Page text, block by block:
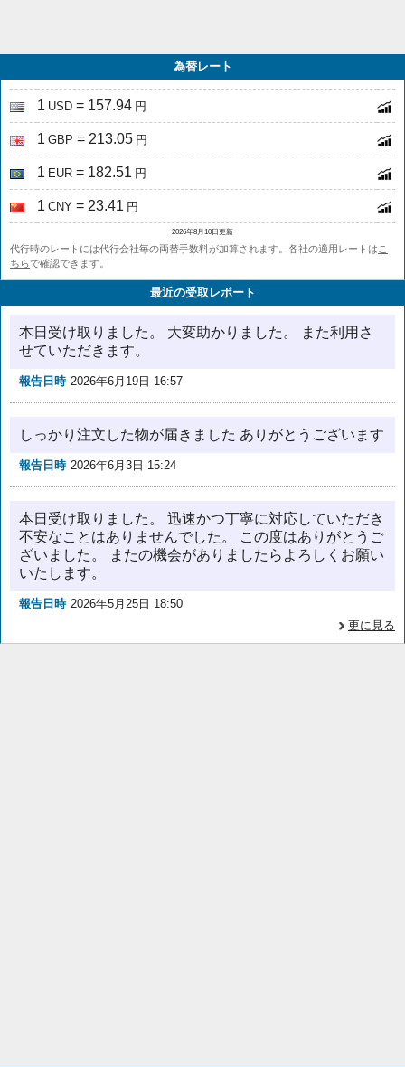
為替レート
1 USD = 157.94 円
1 GBP = 213.05 円
1 EUR = 182.51 円
1 CNY = 23.41 円
2026年8月10日更新
代行時のレートには代行会社毎の両替手数料が加算されます。各社の適用レートはこ
ちらで確認できます。
最近の受取レポート
本日受け取りました。 大変助かりました。 また利用さ
せていただきます。
報告日時 2026年6月19日 16:57
しっかり注文した物が届きました ありがとうございます
報告日時 2026年6月3日 15:24
本日受け取りました。 迅速かつ丁寧に対応していただき
不安なことはありませんでした。 この度はありがとうご
ざいました。 またの機会がありましたらよろしくお願い
いたします。
報告日時 2026年5月25日 18:50
更に見る